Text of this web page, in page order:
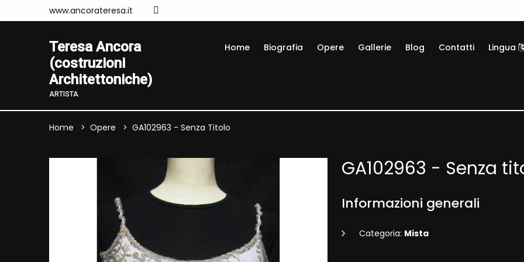
www.ancorateresa.it
Teresa Ancora
(costruzioni
Architettoniche)
ARTISTA
Home Biografia Opere Gallerie Blog Contatti Lingua
Home Opere GA102963 - Senza Titolo
GA102963 - Senza
Informazioni generali
Categoria: Mista